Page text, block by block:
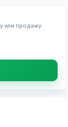
или продажу